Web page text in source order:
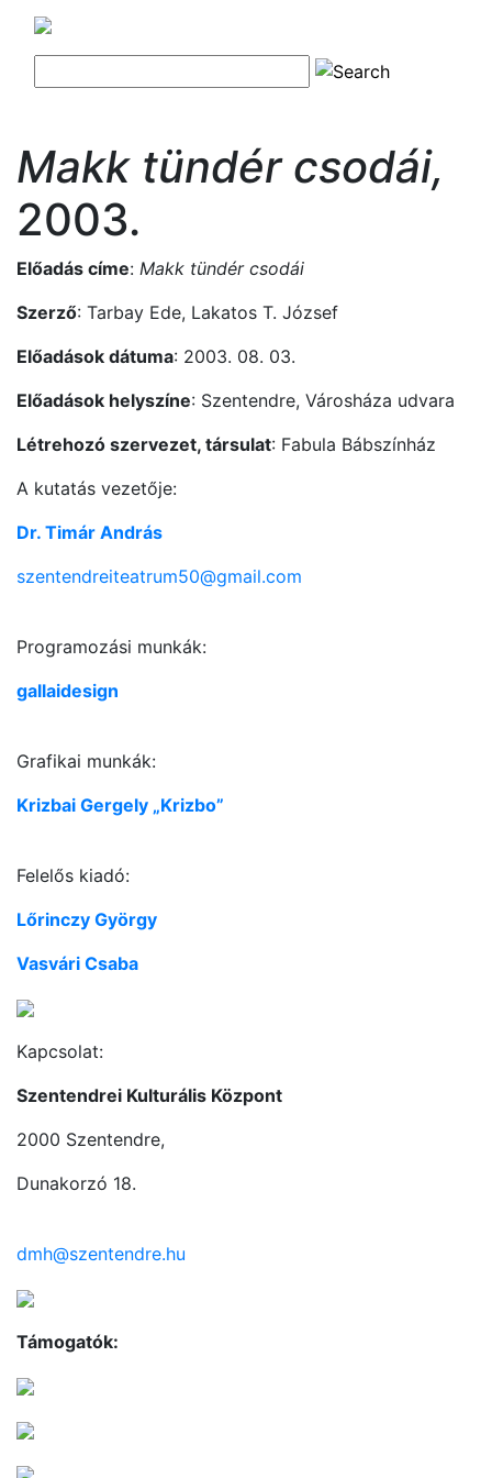
Makk tündér csodái,
2003.
Előadás címe: Makk tündér csodái
Szerző: Tarbay Ede, Lakatos T. József
Előadások dátuma: 2003. 08. 03.
Előadások helyszíne: Szentendre, Városháza udvara
Létrehozó szervezet, társulat: Fabula Bábszínház
A kutatás vezetője:
Dr. Timár András
szentendreiteatrum50@gmail.com
Programozási munkák:
gallaidesign
Grafikai munkák:
Krizbai Gergely „Krizbo”
Felelős kiadó:
Lőrinczy György
Vasvári Csaba
Kapcsolat:
Szentendrei Kulturális Központ
2000 Szentendre,
Dunakorzó 18.
dmh@szentendre.hu
Támogatók: